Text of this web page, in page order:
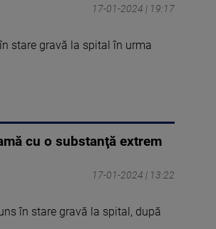
17-01-2024 | 19:17
stare gravă la spital în urma
cu o substanţă extrem
17-01-2024 | 13:22
în stare gravă la spital, după